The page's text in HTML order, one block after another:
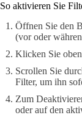
So aktivieren Sie
Öffnen Sie den
(vor oder
Klicken Sie
Scrollen Sie
Filter, um ihn
Zum
oder auf den